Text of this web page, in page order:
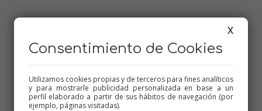
X
Consentimiento de Cookies
Utilizamos cookies propias y de terceros para fines analíticos
y para mostrarle publicidad personalizada en base a un
perfil elaborado a partir de sus hábitos de navegación (por
ejemplo, páginas visitadas).